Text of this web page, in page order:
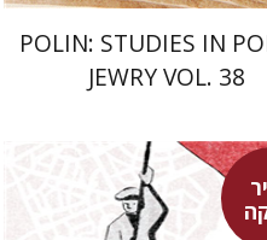
POLIN: STUDIES IN
JEWRY VOL. 38
בני מר